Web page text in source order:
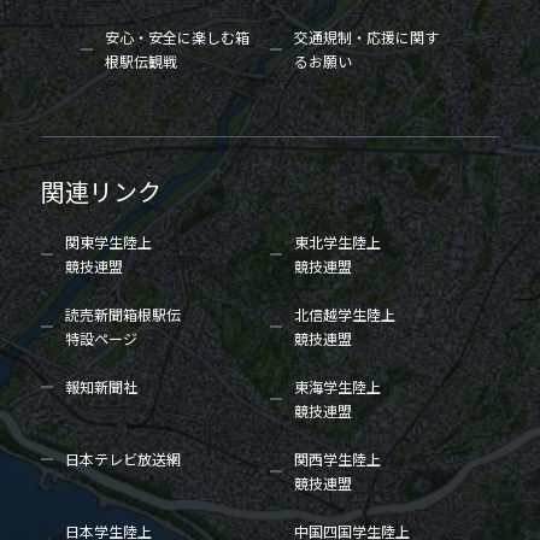
安心・安全に楽しむ箱
根駅伝観戦
交通規制・応援に関す
るお願い
関連リンク
関東学生陸上
競技連盟
東北学生陸上
競技連盟
読売新聞箱根駅伝
特設ページ
北信越学生陸上
競技連盟
報知新聞社
東海学生陸上
競技連盟
日本テレビ放送網
関西学生陸上
競技連盟
日本学生陸上 中国四国学生陸上